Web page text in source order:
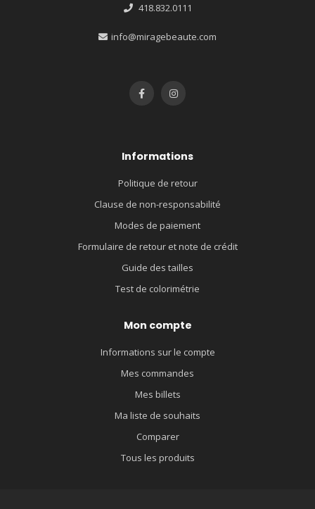
418.832.0111
info@miragebeaute.com
Informations
Politique de retour
Clause de non-responsabilité
Modes de paiement
Formulaire de retour et note de crédit
Guide des tailles
Test de colorimétrie
Mon compte
Informations sur le compte
Mes commandes
Mes billets
Ma liste de souhaits
Comparer
Tous les produits